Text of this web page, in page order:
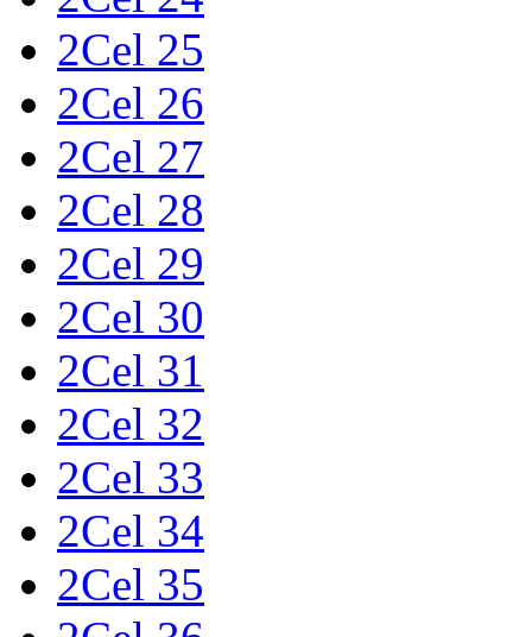
2Cel 25
2Cel 26
2Cel 27
2Cel 28
2Cel 29
2Cel 30
2Cel 31
2Cel 32
2Cel 33
2Cel 34
2Cel 35